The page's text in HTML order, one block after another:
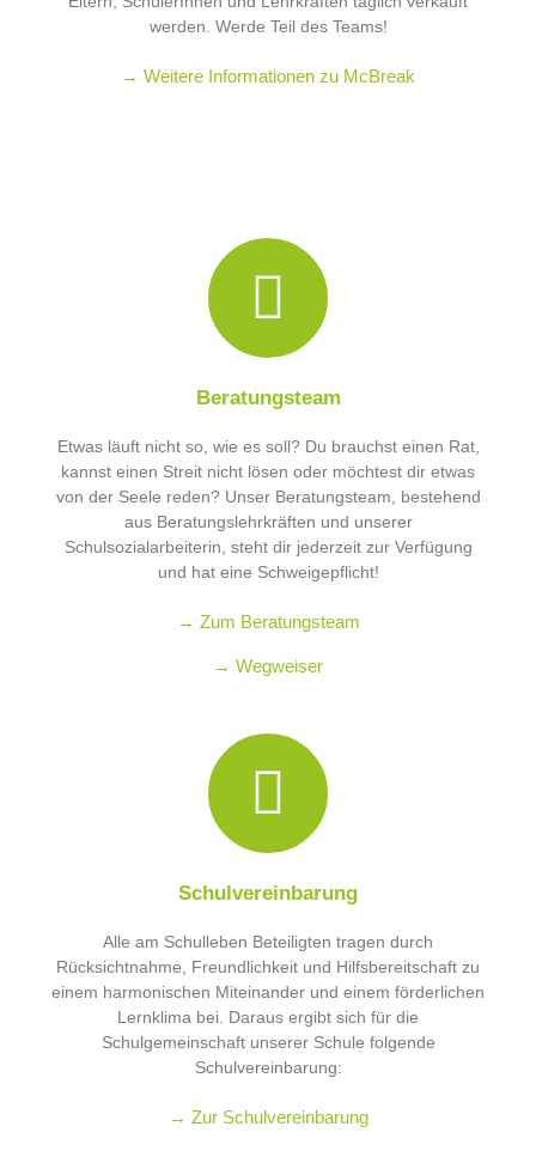
werden. Werde Teil des Teams!
→ Weitere Informationen zu McBreak
Beratungsteam
Etwas läuft nicht so, wie es soll? Du brauchst einen Rat,
kannst einen Streit nicht lösen oder möchtest dir etwas
von der Seele reden? Unser Beratungsteam, bestehend
aus Beratungslehrkräften und unserer
Schulsozialarbeiterin, steht dir jederzeit zur Verfügung
und hat eine Schweigepflicht!
→ Zum Beratungsteam
→ Wegweiser
Schulvereinbarung
Alle am Schulleben Beteiligten tragen durch
Rücksichtnahme, Freundlichkeit und Hilfsbereitschaft zu
einem harmonischen Miteinander und einem förderlichen
Lernklima bei. Daraus ergibt sich für die
Schulgemeinschaft unserer Schule folgende
Schulvereinbarung:
→ Zur Schulvereinbarung